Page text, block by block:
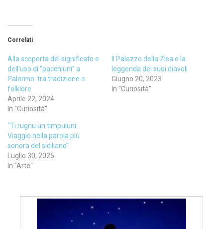
Correlati
Alla scoperta del significato e
dell’uso di “pacchiuni” a
Palermo: tra tradizione e
folklore
Aprile 22, 2024
In "Curiosità"
Il Palazzo della Zisa e la
leggenda dei suoi diavoli
Giugno 20, 2023
In "Curiosità"
“Ti rugnu un timpuluni:
Viaggio nella parola più
sonora del siciliano”
Luglio 30, 2025
In "Arte"